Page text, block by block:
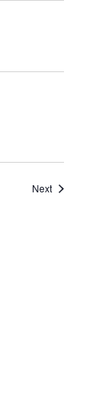
NextEvents